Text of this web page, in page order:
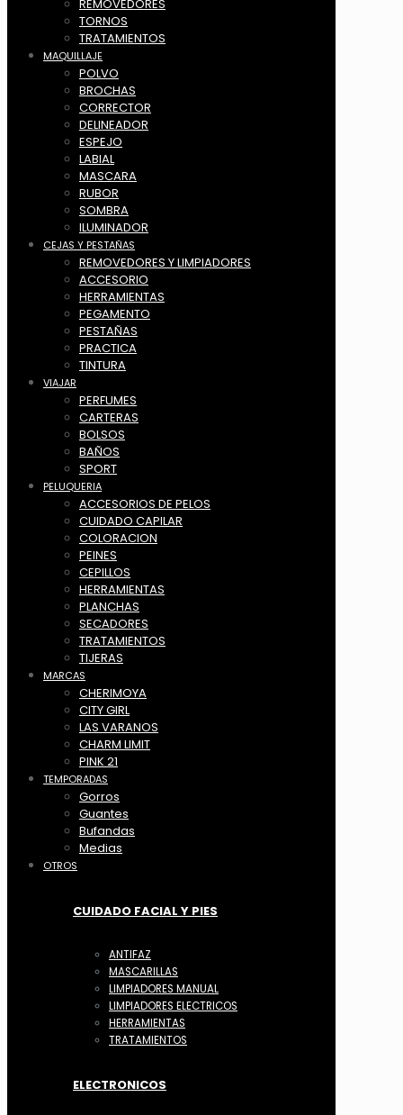
REMOVEDORES
TORNOS
TRATAMIENTOS
MAQUILLAJE
POLVO
BROCHAS
CORRECTOR
DELINEADOR
ESPEJO
LABIAL
MASCARA
RUBOR
SOMBRA
ILUMINADOR
CEJAS Y PESTAÑAS
REMOVEDORES Y LIMPIADORES
ACCESORIO
HERRAMIENTAS
PEGAMENTO
PESTAÑAS
PRACTICA
TINTURA
VIAJAR
PERFUMES
CARTERAS
BOLSOS
BAÑOS
SPORT
PELUQUERIA
ACCESORIOS DE PELOS
CUIDADO CAPILAR
COLORACION
PEINES
CEPILLOS
HERRAMIENTAS
PLANCHAS
SECADORES
TRATAMIENTOS
TIJERAS
MARCAS
CHERIMOYA
CITY GIRL
LAS VARANOS
CHARM LIMIT
PINK 21
TEMPORADAS
Gorros
Guantes
Bufandas
Medias
OTROS
CUIDADO FACIAL Y PIES
ANTIFAZ
MASCARILLAS
LIMPIADORES MANUAL
LIMPIADORES ELECTRICOS
HERRAMIENTAS
TRATAMIENTOS
ELECTRONICOS